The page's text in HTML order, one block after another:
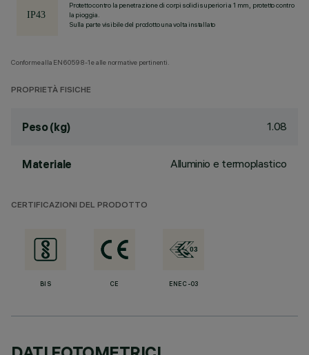
Protetto contro la penetrazione di corpi solidi superiori a 1 mm, protetto contro
la pioggia.
Sulla parte visibile del prodotto una volta installato
Conforme alla EN60598-1 e alle normative pertinenti.
PROPRIETÀ FISICHE
Peso (kg) 1.08
Materiale Alluminio e termoplastico
CERTIFICAZIONI DEL PRODOTTO
BIS CE ENEC-03